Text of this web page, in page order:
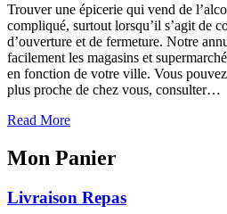
Trouver une épicerie qui vend de
compliqué, surtout lorsqu’il s’agit de
d’ouverture et de fermeture. Notre
facilement les magasins et
en fonction de votre ville. Vous
plus proche de chez vous, consulter…
Read More
Mon Panier
Livraison Repas